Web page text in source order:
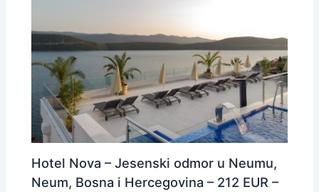
Hotel Nova – Jesenski odmor u Neumu,
Neum, Bosna i Hercegovina – 212 EUR –